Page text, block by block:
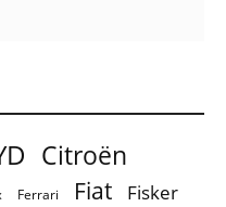
Citroën
Ferrari Fiat Fisker